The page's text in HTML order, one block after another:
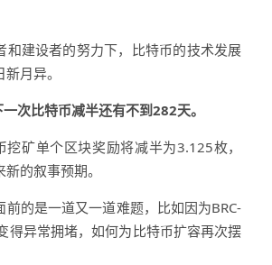
和建设者的努力下，比特币的技术发展
月异。
次比特币减半还有不到282天。
矿单个区块奖励将减半为3.125枚，
的叙事预期。
前的是一道又一道难题，比如因为BRC-
得异常拥堵，如何为比特币扩容再次摆